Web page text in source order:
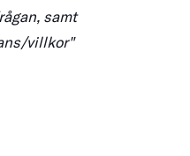
samt
villkor"